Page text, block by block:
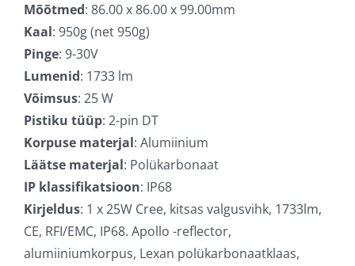
Mõõtmed: 86.00 x 86.00 x 99.00mm
Kaal: 950g (net 950g)
Pinge: 9-30V
Lumenid: 1733 lm
Võimsus: 25 W
Pistiku tüüp: 2-pin DT
Korpuse materjal: Alumiinium
Läätse materjal: Polükarbonaat
IP klassifikatsioon: IP68
Kirjeldus: 1 x 25W Cree, kitsas valgusvihk, 1733lm,
CE, RFI/EMC, IP68. Apollo -reflector,
alumiiniumkorpus, Lexan polükarbonaatklaas,